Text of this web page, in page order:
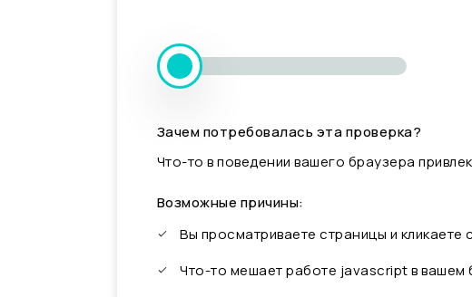
Зачем потребовалась эта проверка?
Что-то в поведении вашего браузера
Возможные причины:
Вы просматриваете страницы и
Что-то мешает работе javascript в вашем